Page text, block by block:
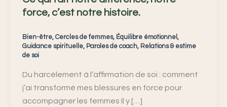
force, c’est notre histoire.
Bien-être, Cercles de femmes, Équilibre émotionnel ,
Guidance spirituelle, Paroles de coach, Relations & estime
de soi
Du harcèlement à l’affirmation de soi : comment
j’ai transformé mes blessures en force pour
accompagner les femmes Il y […]